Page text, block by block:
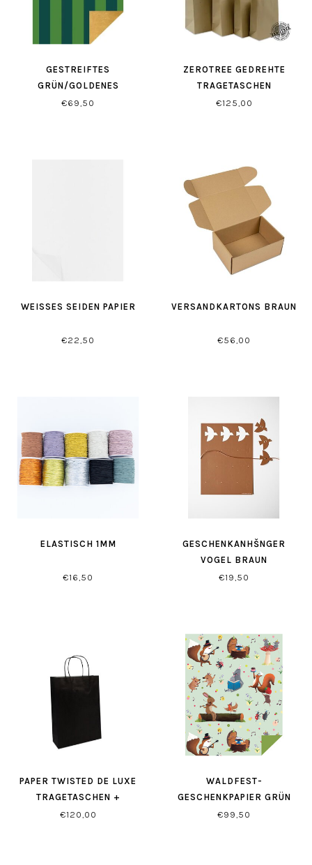
GESTREIFTES
GRÜN/GOLDENES
GESCHENKPAPIER
€69,50
ZEROTREE GEDREHTE
TRAGETASCHEN
GRASPAPIER BRAUN
€125,00
WEISSES SEIDEN PAPIER
€22,50
VERSANDKARTONS BRAUN
€56,00
ELASTISCH 1MM
€16,50
GESCHENKANHŠNGER
VOGEL BRAUN
€19,50
PAPER TWISTED DE LUXE
TRAGETASCHEN +
BODENKARTON SCHWARZ
€120,00
WALDFEST-
GESCHENKPAPIER GRÜN
€99,50